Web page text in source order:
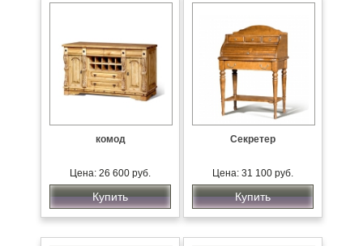
комод
Цена: 26 600 руб.
Купить
Секретер
Цена: 31 100 руб.
Купить